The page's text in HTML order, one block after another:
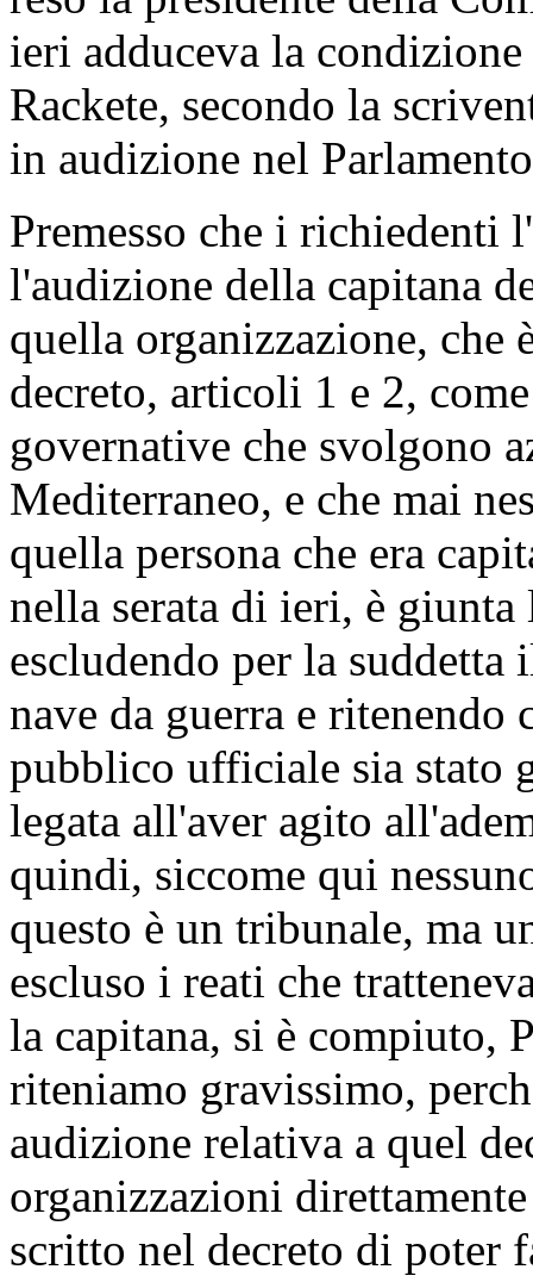
ieri adduceva la
Rackete, secondo la
in audizione nel
Premesso che i richiedenti
l'audizione della capitana
quella organizzazione, che
decreto, articoli 1 e 2,
governative che svolgono
Mediterraneo, e che mai
quella persona che era
nella serata di ieri, è
escludendo per la suddetta
nave da guerra e ritenendo
pubblico ufficiale sia stato
legata all'aver agito
quindi, siccome qui
questo è un tribunale, ma
escluso i reati che
la capitana, si è compiuto,
riteniamo gravissimo,
audizione relativa a quel
organizzazioni
scritto nel decreto di poter